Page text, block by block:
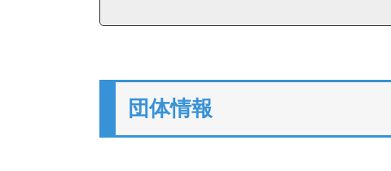
団体情報